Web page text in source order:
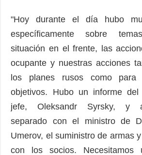
"Hoy durante el día hubo
específicamente sobre
situación en el frente, las
ocupante y nuestras acciones
los planes rusos como para
objetivos. Hubo un informe del
jefe, Oleksandr Syrsky, y
separado con el ministro de
Umerov, el suministro de armas
con los socios. Necesitamos